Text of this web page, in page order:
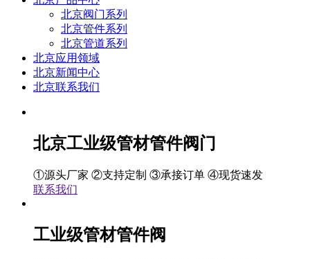
北京阀门系列
北京管件系列
北京管道系列
北京应用领域
北京新闻中心
北京联系我们
北京工业级管材管件阀门
①源头厂家 ②支持定制 ③承接订单 ④现货速发
联系我们
工业级管材管件阀